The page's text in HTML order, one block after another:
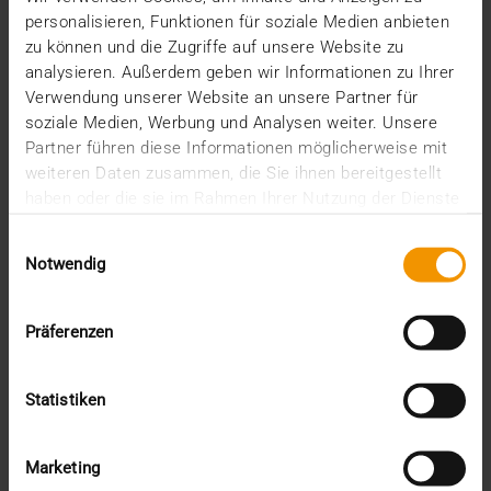
personalisieren, Funktionen für soziale Medien anbieten
zu können und die Zugriffe auf unsere Website zu
analysieren. Außerdem geben wir Informationen zu Ihrer
Verwendung unserer Website an unsere Partner für
soziale Medien, Werbung und Analysen weiter. Unsere
Partner führen diese Informationen möglicherweise mit
weiteren Daten zusammen, die Sie ihnen bereitgestellt
Notwendig
Präferenzen
Statistiken
Marketing
VISUS HEALTH IT
MEHR ERFAHREN